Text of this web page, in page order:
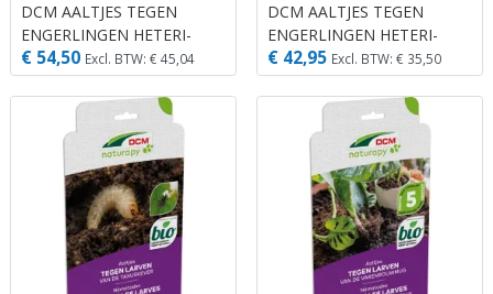
DCM AALTJES TEGEN
ENGERLINGEN HETERI-
GUARD® 100 M² (50 MIO.
AALTJES)
€ 54,50 Excl. BTW: € 45,04
DCM AALTJES TEGEN
ENGERLINGEN HETERI-
GUARD® 50 M² (25 MIO.
AALTJES)
€ 42,95 Excl. BTW: € 35,50